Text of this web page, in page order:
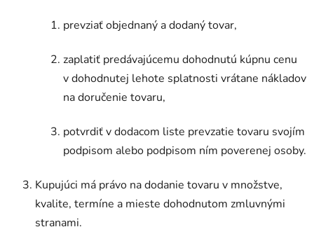
prevziať objednaný a dodaný tovar,
zaplatiť predávajúcemu dohodnutú kúpnu cenu
v dohodnutej lehote splatnosti vrátane nákladov
na doručenie tovaru,
potvrdiť v dodacom liste prevzatie tovaru svojím
podpisom alebo podpisom ním poverenej osoby.
Kupujúci má právo na dodanie tovaru v množstve,
kvalite, termíne a mieste dohodnutom zmluvnými
stranami.